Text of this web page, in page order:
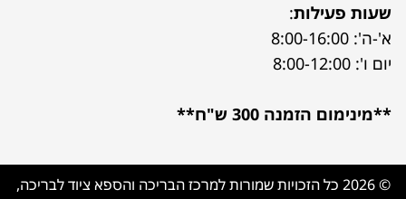
שעות פעילות:
א'-ה': 8:00-16:00
יום ו': 8:00-12:00
**מינימום הזמנה 300 ש"ח**
© 2026 כל הזכויות שמורות למרכז הבריכה והספא ציוד לבריכה,